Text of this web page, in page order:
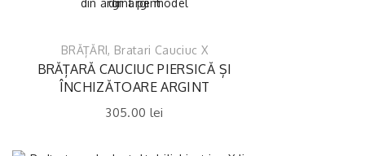
BRĂȚĂRI, Bratari Cauciuc X
BRĂȚARĂ CAUCIUC PIERSICĂ ȘI
ÎNCHIZĂTOARE ARGINT
305.00 lei